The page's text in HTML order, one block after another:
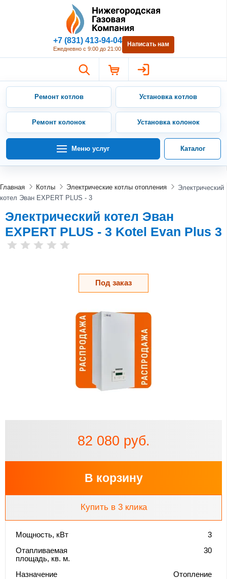
Нижегородская Газовая
+7 (831) 413-94-04
Ежедневно с 9:00 до 21:00
Написать нам
Ремонт котлов Установка котлов
Ремонт колонок Установка колонок
Меню услуг Каталог
Главная Котлы Электрические котлы отопления
Электрический
котел Эван EXPERT PLUS - 3
Электрический котел Эван
EXPERT PLUS - 3 Kotel Evan Plus 3
Под заказ
82 080 руб.
В корзину
Купить в 3 клика
Мощность, кВт
3
Отапливаемая
площадь, кв. м.
30
Назначение
Отопление